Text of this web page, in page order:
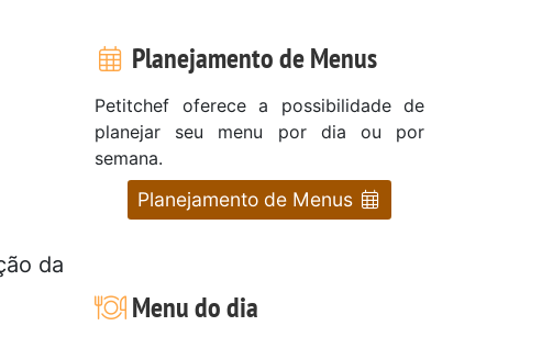
da
Planejamento de Menus
Petitchef oferece a possibilidade de
planejar seu menu por dia ou por
semana.
Planejamento de Menus
Menu do dia